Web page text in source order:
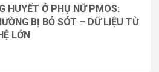
HUYẾT Ở PHỤ NỮ PMOS:
BỊ BỎ SÓT – DỮ LIỆU TỪ
LỚN